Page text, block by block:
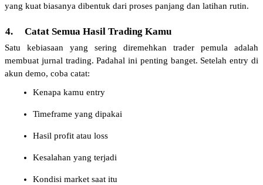
yang kuat biasanya dibentuk dari proses panjang dan latihan rutin.
4. Catat Semua Hasil Trading Kamu
Satu kebiasaan yang sering diremehkan trader pemula adalah
membuat jurnal trading. Padahal ini penting banget. Setelah entry di
akun demo, coba catat:
Kenapa kamu entry
Timeframe yang dipakai
Hasil profit atau loss
Kesalahan yang terjadi
Kondisi market saat itu